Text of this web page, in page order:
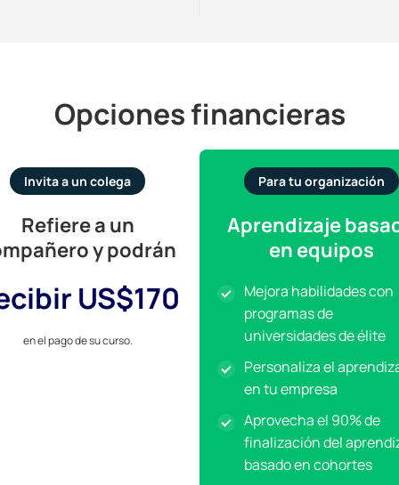
Opciones financieras
Invita a un colega
Refiere a un
y podrán
US$170
en el pago de su curso.
Para tu organización
Aprendizaje
en equipos
Mejora habilidades con
programas de
universidades de élite
Personaliza el
en tu empresa
Aprovecha el 90% de
finalización del
basado en cohortes